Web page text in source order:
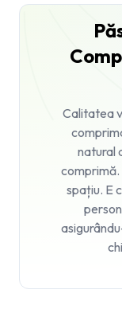
Calitatea
natural
spațiu. E